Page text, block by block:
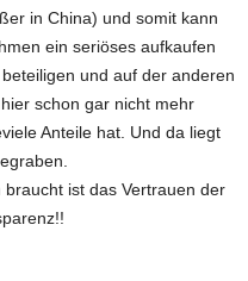
in China) und somit kann
ein seriöses aufkaufen
und auf der anderen
schon gar nicht mehr
Anteile hat. Und da liegt
ist das Vertrauen der